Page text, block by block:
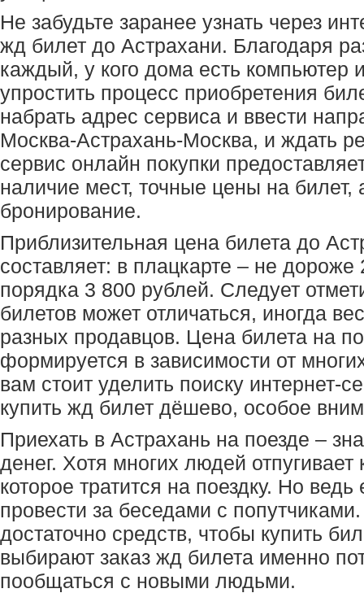
Не забудьте заранее узнать через
жд билет до Астрахани. Благодаря
каждый, у кого дома есть компьютер
упростить процесс приобретения
набрать адрес сервиса и ввести
Москва-Астрахань-Москва, и ждать
сервис онлайн покупки
наличие мест, точные цены на билет,
бронирование.
Приблизительная цена билета до
составляет: в плацкарте – не
порядка 3 800 рублей. Следует
билетов может отличаться, иногда
разных продавцов. Цена билета на
формируется в зависимости от
вам стоит уделить поиску интернет-
купить жд билет дёшево, особое
Приехать в Астрахань на поезде –
денег. Хотя многих людей
которое тратится на поездку. Но
провести за беседами с
достаточно средств, чтобы купить
выбирают заказ жд билета именно
пообщаться с новыми людьми.